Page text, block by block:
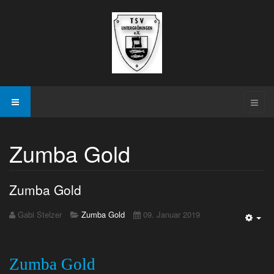
Zumba Gold
Zumba Gold
Gabi Stelzer Zumba Gold 09. Januar 2019
Zumba Gold